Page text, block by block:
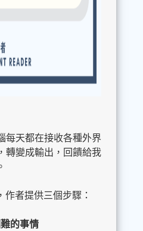
每天都在接收各種外界
轉變成輸出，回饋給我
者提供三個步驟：
的事情